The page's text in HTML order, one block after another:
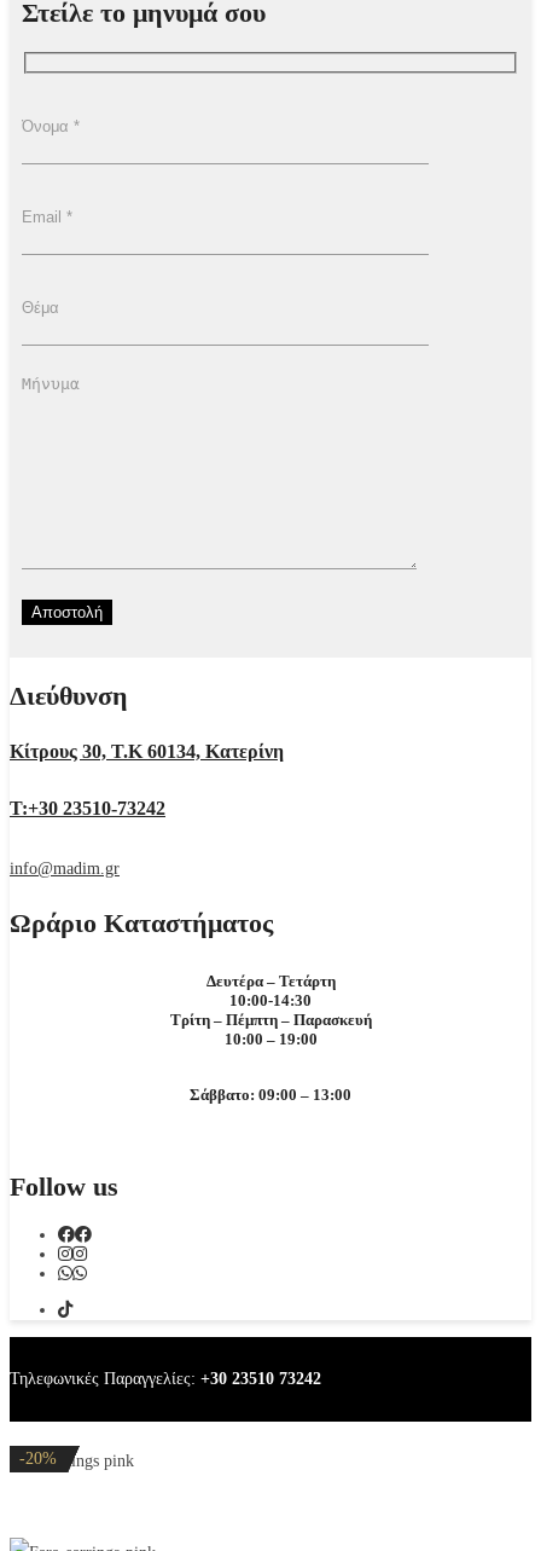
Στείλε το μηνυμά σου
Διεύθυνση
Κίτρους 30, Τ.Κ 60134, Κατερίνη
Τ:+30 23510-73242
info@madim.gr
Ωράριο Καταστήματος
Δευτέρα – Τετάρτη
10:00-14:30
Τρίτη – Πέμπτη – Παρασκευή
10:00 – 19:00
Σάββατο: 09:00 – 13:00
Follow us
Τηλεφωνικές Παραγγελίες: +30 23510 73242
Fara earrings pink
-20%
-20%
-20%
-20%
-20%